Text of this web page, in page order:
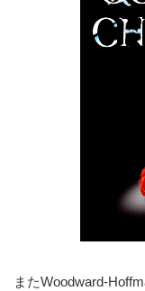
またWoodward-